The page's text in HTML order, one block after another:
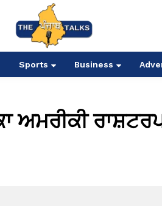
Sports Business
ਅਮਰੀਕੀ